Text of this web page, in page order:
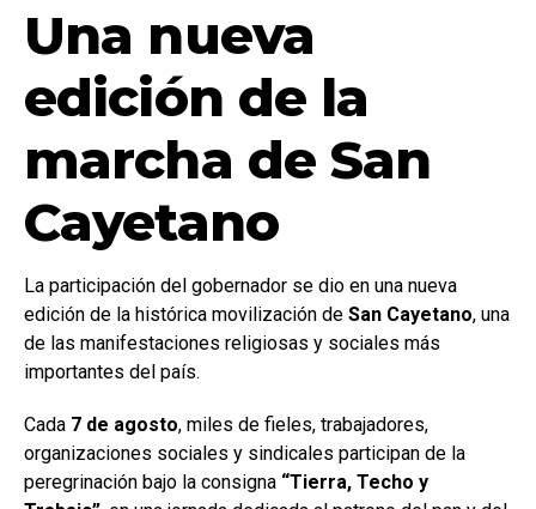
Una nueva
edición de la
marcha de San
Cayetano
La participación del gobernador se dio en una nueva
edición de la histórica movilización de San Cayetano, una
de las manifestaciones religiosas y sociales más
importantes del país.
Cada 7 de agosto, miles de fieles, trabajadores,
organizaciones sociales y sindicales participan de la
peregrinación bajo la consigna “Tierra, Techo y